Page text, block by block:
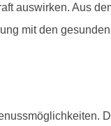
auswirken. Aus
mit den